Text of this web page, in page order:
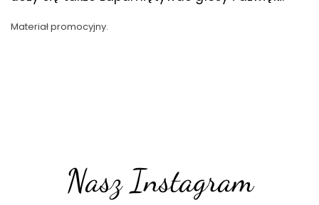
Materiał promocyjny.
Nasz Instagram